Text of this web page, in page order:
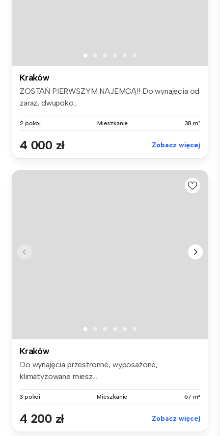
Kraków
ZOSTAŃ PIERWSZYM NAJEMCĄ!! Do wynajęcia od
zaraz, dwupoko...
2 pokoi Mieszkanie 38 m²
4 000 zł Zobacz więcej
Kraków
Do wynajęcia przestronne, wyposażone,
klimatyzowane miesz...
3 pokoi Mieszkanie 67 m²
4 200 zł Zobacz więcej